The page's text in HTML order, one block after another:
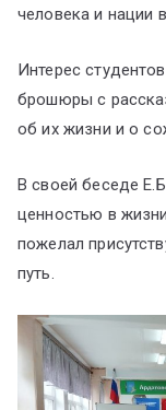
человека и нации
Интерес
брошюры с
об их жизни и о
В своей беседе
ценностью в
пожелал
путь.